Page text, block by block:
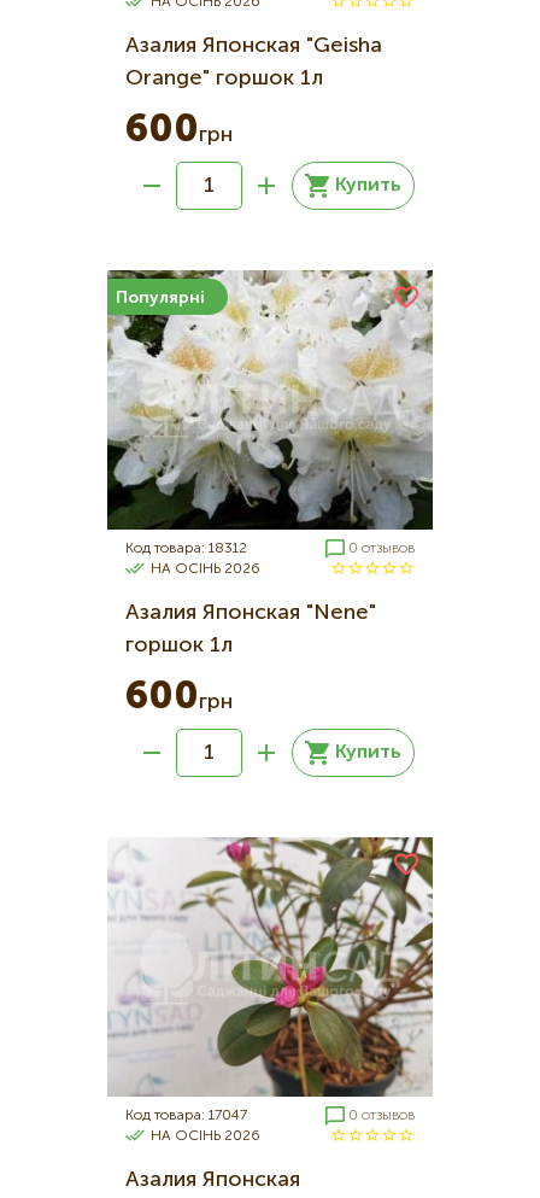
Азалия Японская "Geisha
Orange" горшок 1л
600грн
Купить
Популярні
Код товара: 18312
0 отзывов
НА ОСІНЬ 2026
Азалия Японская "Nene"
горшок 1л
600грн
Купить
Код товара: 17047
0 отзывов
НА ОСІНЬ 2026
Азалия Японская